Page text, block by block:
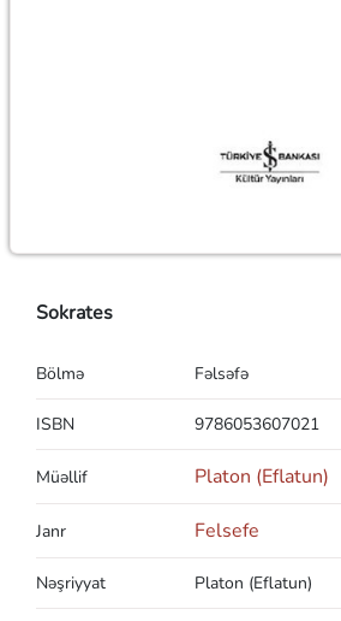
Sokrates
Bölmə Fəlsəfə
ISBN 9786053607021
Müəllif Platon (Eflatun)
Janr Felsefe
Nəşriyyat Platon (Eflatun)